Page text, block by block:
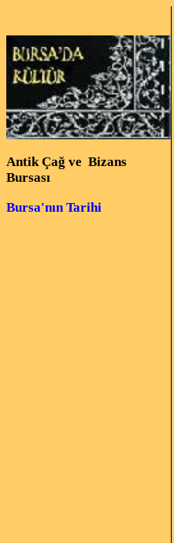
Antik Çağ ve Bizans
Bursası
Bursa'nın Tarihi